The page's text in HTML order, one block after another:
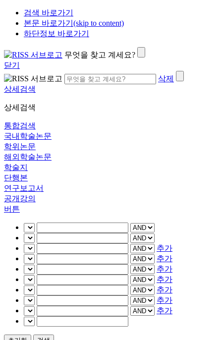
검색 바로가기
본문 바로가기(skip to content)
하단정보 바로가기
무엇을 찾고 계세요?
닫기
삭제
상세검색
상세검색
통합검색
국내학술논문
학위논문
해외학술논문
학술지
단행본
연구보고서
공개강의
버튼
추가
추가
추가
추가
추가
추가
추가